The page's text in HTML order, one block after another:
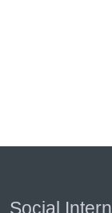
Social